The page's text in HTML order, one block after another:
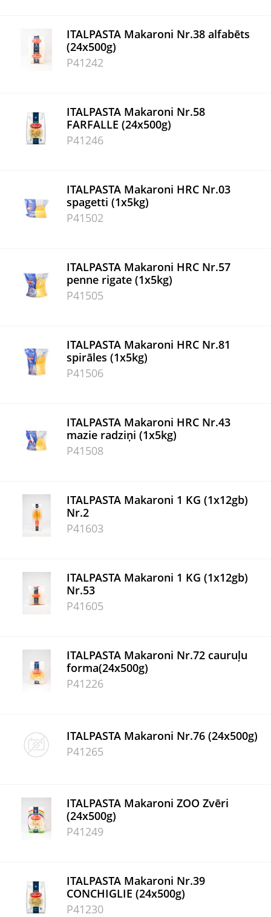
ITALPASTA Makaroni Nr.38 alfabēts
(24x500g)
P41242
ITALPASTA Makaroni Nr.58
FARFALLE (24x500g)
P41246
ITALPASTA Makaroni HRC Nr.03
spagetti (1x5kg)
P41502
ITALPASTA Makaroni HRC Nr.57
penne rigate (1x5kg)
P41505
ITALPASTA Makaroni HRC Nr.81
spirāles (1x5kg)
P41506
ITALPASTA Makaroni HRC Nr.43
mazie radziņi (1x5kg)
P41508
ITALPASTA Makaroni 1 KG (1x12gb)
Nr.2
P41603
ITALPASTA Makaroni 1 KG (1x12gb)
Nr.53
P41605
ITALPASTA Makaroni Nr.72 cauruļu
forma(24x500g)
P41226
ITALPASTA Makaroni Nr.76 (24x500g)
P41265
ITALPASTA Makaroni ZOO Zvēri
(24x500g)
P41249
ITALPASTA Makaroni Nr.39
CONCHIGLIE (24x500g)
P41230